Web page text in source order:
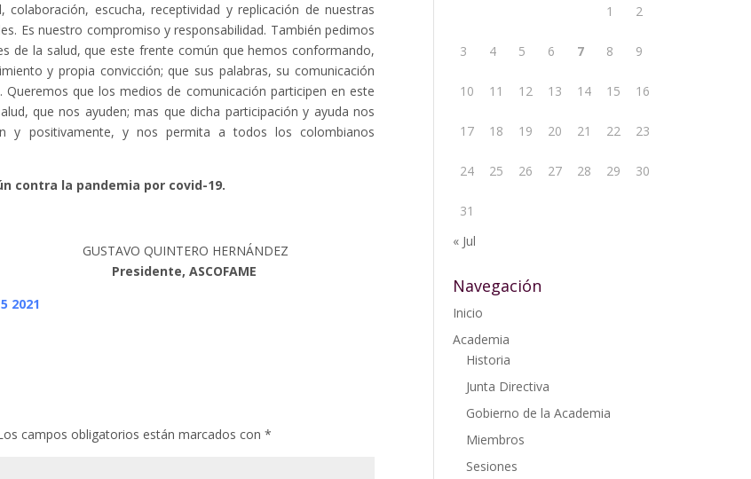
escucha, receptividad y replicación de nuestras
Es nuestro compromiso y responsabilidad. También pedimos
de la salud, que este frente común que hemos conformando,
y propia convicción; que sus palabras, su comunicación
que los medios de comunicación participen en este
que nos ayuden; mas que dicha participación y ayuda nos
y positivamente, y nos permita a todos los colombianos
contra la pandemia por covid-19.
QUINTERO HERNÁNDEZ
Presidente, ASCOFAME
2021
campos obligatorios están marcados con *
1 2
3 4 5 6 7 8 9
10 11 12 13 14 15 16
17 18 19 20 21 22 23
24 25 26 27 28 29 30
31
« Jul
Navegación
Inicio
Academia
Historia
Junta Directiva
Gobierno de la Academia
Miembros
Sesiones